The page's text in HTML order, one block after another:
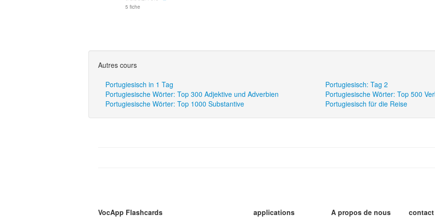
5 fiche
Autres cours
Portugiesisch in 1 Tag
Portugiesisch: Tag 2
Portugiesische Wörter: Top 300 Adjektive und Adverbien
Portugiesische Wörter: Top 500
Portugiesische Wörter: Top 1000 Substantive
Portugiesisch für die Reise
VocApp Flashcards applications A propos de nous contact